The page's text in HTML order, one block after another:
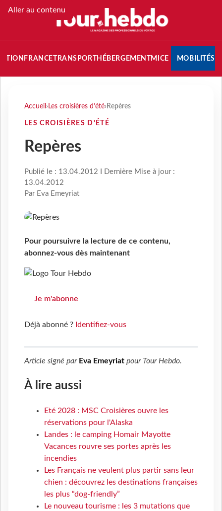
Aller au contenu
FRANCETRANSPORT HÉBERGEMENTMICE MOBILITÉS
Accueil › Les croisières d’été› Repères
LES CROISIÈRES D’ÉTÉ
Repères
Publié le : 13.04.2012 I Dernière Mise à jour :
13.04.2012
Par Eva Emeyriat
Pour poursuivre la lecture de ce contenu,
abonnez-vous dès maintenant
Je m'abonne
Déjà abonné ? Identifiez-vous
Article signé par Eva Emeyriat pour Tour Hebdo.
À lire aussi
Eté 2028 : MSC Croisières ouvre les
réservations pour l'Alaska
Landes : le camping Homair Mayotte
Vacances rouvre ses portes après les
incendies
Les Français ne veulent plus partir sans leur
chien : découvrez les destinations françaises
les plus “dog-friendly”
Le nouveau tourisme : les 3 mutations que